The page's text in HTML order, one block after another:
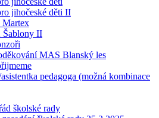
jihočeské děti II
Martex
Šablony II
MAS Blanský les
pedagoga (možná kombinace
školské rady